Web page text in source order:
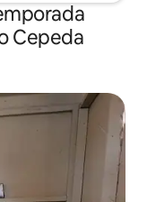
Cepeda